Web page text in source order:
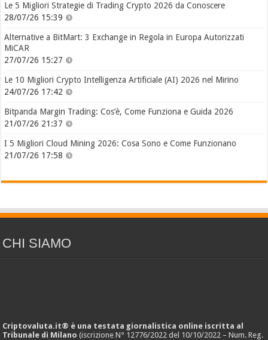
Le 5 Migliori Strategie di Trading Crypto 2026 da Conoscere
28/07/26 15:39
Alternative a BitMart: 3 Exchange in Regola in Europa Autorizzati
MiCAR
27/07/26 15:27
Le 10 Migliori Crypto Intelligenza Artificiale (AI) 2026 nel Mirino
24/07/26 17:42
Bitpanda Margin Trading: Cos’è, Come Funziona e Guida 2026
21/07/26 21:37
I 5 Migliori Cloud Mining 2026: Cosa Sono e Come Funzionano
21/07/26 17:58
CHI SIAMO
Criptovaluta.it® è una testata giornalistica online iscritta al
Tribunale di Milano (iscrizione N° 12776/2022 del 10/10/2022 – Num. Reg.